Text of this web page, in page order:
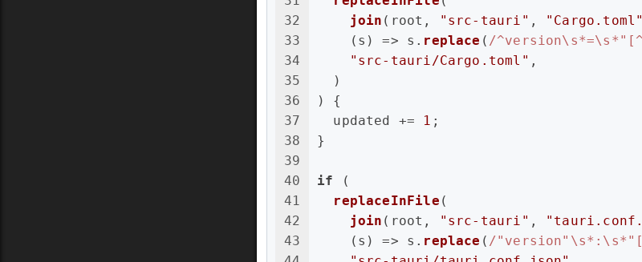
32
33
34
35
36
37
38
39
40
41
42
43
join (root, "src-tauri" , "Cargo.toml"
( s ) => s. replace ( /
"src-tauri/Cargo.toml" ,
  )
) {
  updated +=
1 ;
}
if (
replaceInFile (
join (root, "src-tauri" ,
( s ) => s. replace ( /